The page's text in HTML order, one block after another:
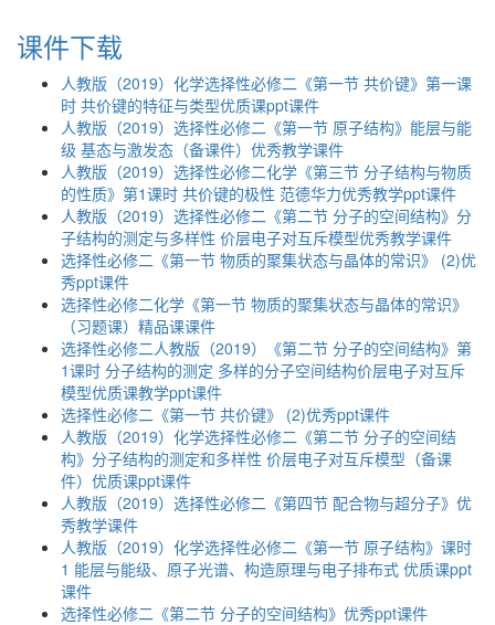
课件下载
人教版（2019）化学选择性必修二《第一节 共价键》第一课
时 共价键的特征与类型优质课ppt课件
人教版（2019）选择性必修二《第一节 原子结构》能层与能
级 基态与激发态（备课件）优秀教学课件
人教版（2019）选择性必修二化学《第三节 分子结构与物质
的性质》第1课时 共价键的极性 范德华力优秀教学ppt课件
人教版（2019）选择性必修二《第二节 分子的空间结构》分
子结构的测定与多样性 价层电子对互斥模型优秀教学课件
选择性必修二《第一节 物质的聚集状态与晶体的常识》 (2)优
秀ppt课件
选择性必修二化学《第一节 物质的聚集状态与晶体的常识》
（习题课）精品课课件
选择性必修二人教版（2019）《第二节 分子的空间结构》第
1课时 分子结构的测定 多样的分子空间结构价层电子对互斥
模型优质课教学ppt课件
选择性必修二《第一节 共价键》 (2)优秀ppt课件
人教版（2019）化学选择性必修二《第二节 分子的空间结
构》分子结构的测定和多样性 价层电子对互斥模型（备课
件）优质课ppt课件
人教版（2019）选择性必修二《第四节 配合物与超分子》优
秀教学课件
人教版（2019）化学选择性必修二《第一节 原子结构》课时
1 能层与能级、原子光谱、构造原理与电子排布式 优质课ppt
课件
选择性必修二《第二节 分子的空间结构》优秀ppt课件